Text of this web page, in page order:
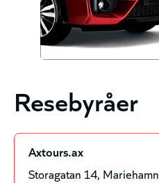
Resebyråer
Axtours.ax
Storagatan 14 Mariehamn